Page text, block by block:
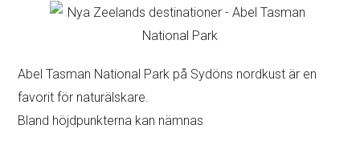
Abel Tasman National Park på Sydöns nordkust är en
favorit för naturälskare.
Bland höjdpunkterna kan nämnas